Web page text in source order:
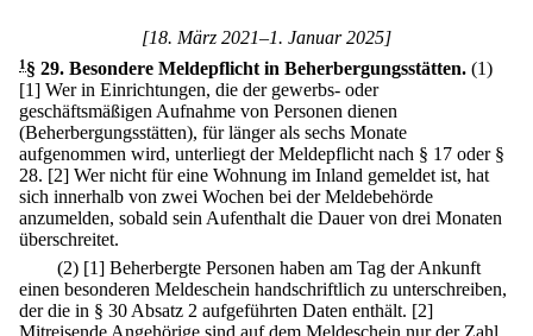
[18. März 2021–1. Januar 2025]
1§ 29. Besondere Meldepflicht in Beherbergungsstätten. (1)
[1] Wer in Einrichtungen, die der gewerbs- oder
geschäftsmäßigen Aufnahme von Personen dienen
(Beherbergungsstätten), für länger als sechs Monate
aufgenommen wird, unterliegt der Meldepflicht nach § 17 oder §
28. [2] Wer nicht für eine Wohnung im Inland gemeldet ist, hat
sich innerhalb von zwei Wochen bei der Meldebehörde
anzumelden, sobald sein Aufenthalt die Dauer von drei Monaten
überschreitet.
(2) [1] Beherbergte Personen haben am Tag der Ankunft
einen besonderen Meldeschein handschriftlich zu unterschreiben,
der die in § 30 Absatz 2 aufgeführten Daten enthält. [2]
Mitreisende Angehörige sind auf dem Meldeschein nur der Zahl